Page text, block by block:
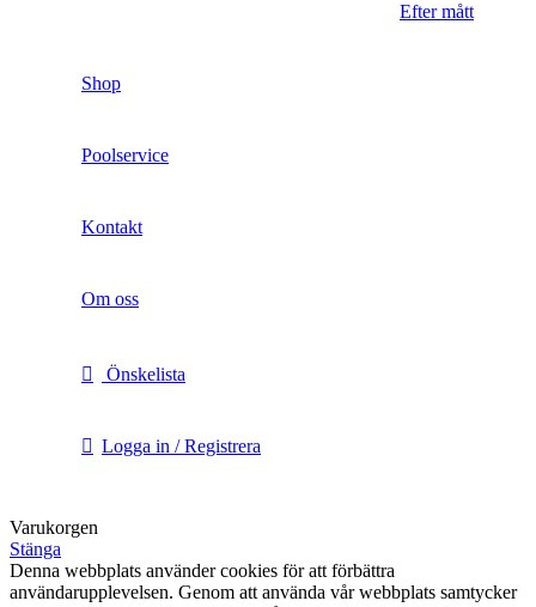
Efter mått
Shop
Poolservice
Kontakt
Om oss
Önskelista
Logga in / Registrera
Varukorgen
Stänga
Denna webbplats använder cookies för att förbättra
användarupplevelsen. Genom att använda vår webbplats samtycker